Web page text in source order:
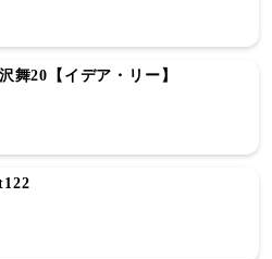
舞20【イデア・リー】